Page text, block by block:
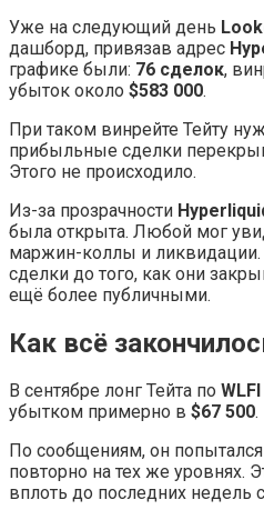
Уже на следующий день
дашборд, привязав адрес
графике были: 76 сделок,
убыток около $583 000.
При таком винрейте Тейту
прибыльные сделки
Этого не происходило.
Из-за прозрачности
была открыта. Любой мог
маржин-коллы и ликвидации.
сделки до того, как они
ещё более публичными.
Как всё
В сентябре лонг Тейта по WLFI
убытком примерно в $67 500.
По сообщениям, он
повторно на тех же уровнях.
вплоть до последних недель